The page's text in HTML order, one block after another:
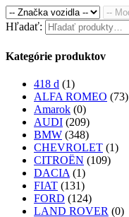
Hľadať:
Kategórie produktov
418 d (1)
ALFA ROMEO (73)
Amarok (0)
AUDI (209)
BMW (348)
CHEVROLET (1)
CITROËN (109)
DACIA (1)
FIAT (131)
FORD (124)
LAND ROVER (0)